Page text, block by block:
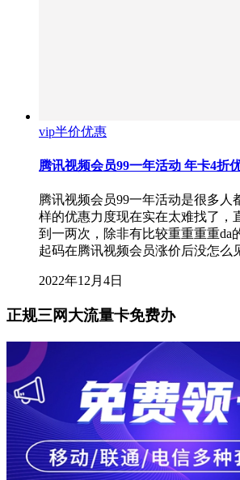
vip半价优惠
腾讯视频会员99一年活动 年卡4折
腾讯视频会员99一年活动是很多人
样的优惠力度现在实在太难找了，
到一两次，除非有比较重重重重da
起码在腾讯视频会员涨价后没怎么
2022年12月4日
正规三网大流量卡免费办